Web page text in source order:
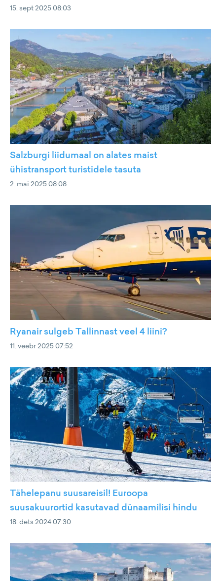
15. sept 2025 08:03
Salzburgi liidumaal on alates maist
ühistransport turistidele tasuta
2. mai 2025 08:08
Ryanair sulgeb Tallinnast veel 4 liini?
11. veebr 2025 07:52
Tähelepanu suusareisil! Euroopa
suusakuurortid kasutavad dünaamilisi hindu
18. dets 2024 07:30